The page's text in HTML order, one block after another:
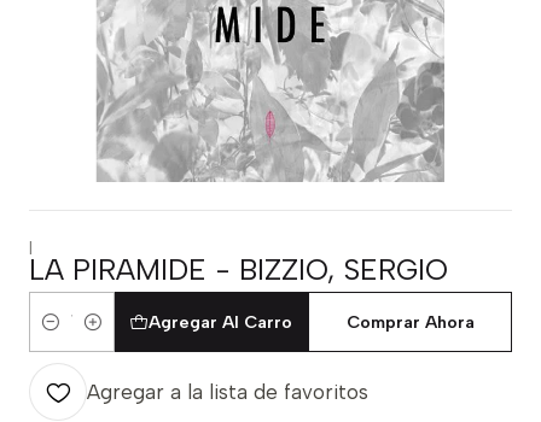
|
LA PIRAMIDE - BIZZIO, SERGIO
Cantidad
Agregar Al Carro Comprar Ahora
Agregar a la lista de favoritos